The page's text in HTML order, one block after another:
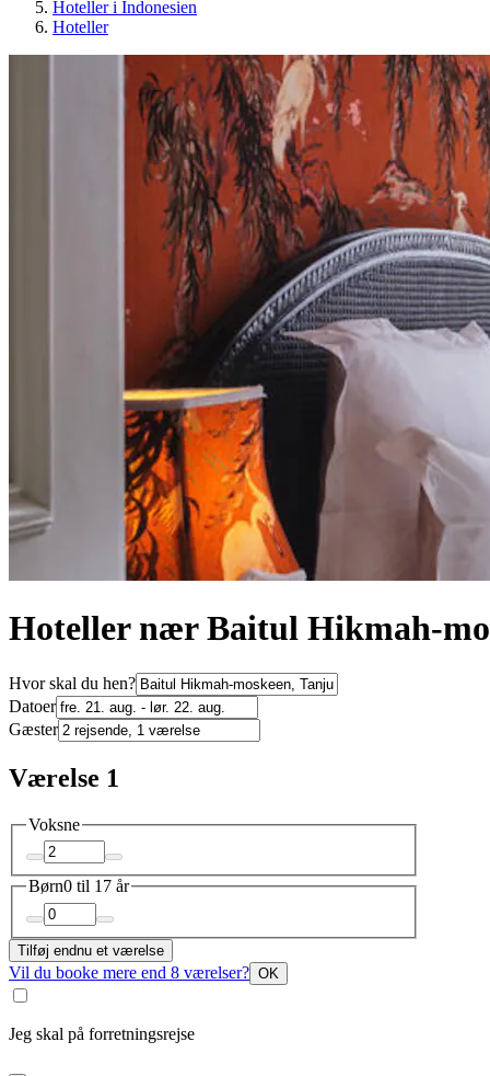
Hoteller i Indonesien
Hoteller
Hoteller nær Baitul Hikmah-
Hvor skal du hen?
Datoer
Gæster
Værelse 1
Voksne
Børn0 til 17 år
Tilføj endnu et værelse
Vil du booke mere end 8 værelser? OK
Jeg skal på forretningsrejse